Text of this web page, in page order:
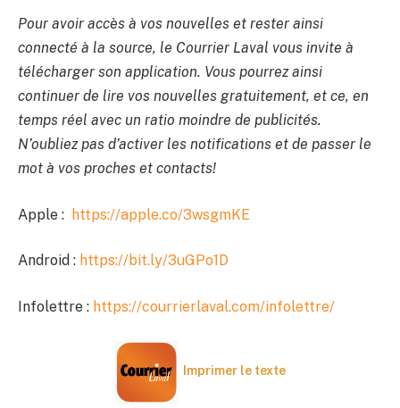
Pour avoir accès à vos nouvelles et rester ainsi
connecté à la source, le Courrier Laval vous invite à
télécharger son application. Vous pourrez ainsi
continuer de lire vos nouvelles gratuitement, et ce, en
temps réel avec un ratio moindre de publicités.
N’oubliez pas d’activer les notifications et de passer le
mot à vos proches et contacts!
Apple : https://apple.co/3wsgmKE
Android : https://bit.ly/3uGPo1D
Infolettre : https://courrierlaval.com/infolettre/
Imprimer le texte